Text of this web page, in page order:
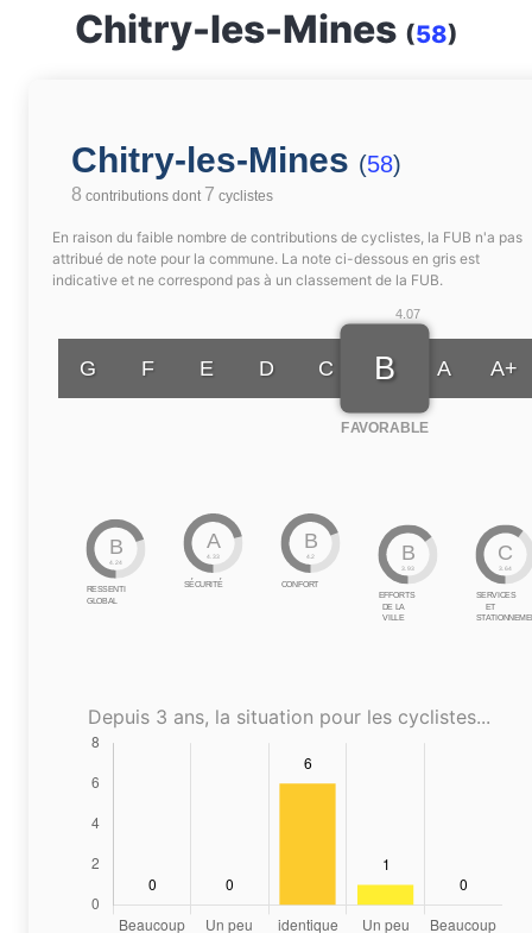
Chitry-les-Mines (58)
Chitry-les-Mines (58)
8 contributions dont 7 cyclistes
En raison du faible nombre de contributions de cyclistes, la FUB n'a pas
attribué de note pour la commune. La note ci-dessous en gris est
indicative et ne correspond pas à un classement de la FUB.
G F E D C
4.07
B
FAVORABLE
A A+
B
4.24
RESSENTI
GLOBAL
A
4.33
SÉCURITÉ
B
4.2
CONFORT
B
3.93
EFFORTS
DE LA
VILLE
C
3.64
SERVICES
ET
Depuis 3 ans, la situation pour les cyclistes...